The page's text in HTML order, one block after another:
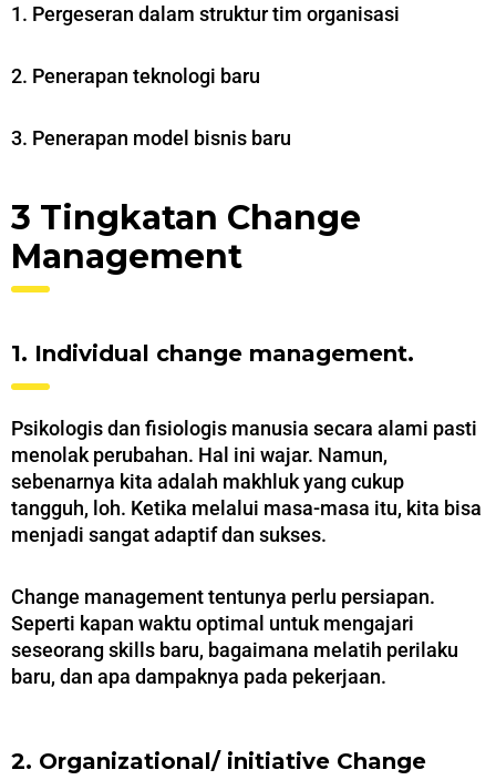
1. Pergeseran dalam struktur tim organisasi
2. Penerapan teknologi baru
3. Penerapan model bisnis baru
3 Tingkatan Change
Management
1. Individual change management.
Psikologis dan fisiologis manusia secara alami pasti
menolak perubahan. Hal ini wajar. Namun,
sebenarnya kita adalah makhluk yang cukup
tangguh, loh. Ketika melalui masa-masa itu, kita bisa
menjadi sangat adaptif dan sukses.
Change management tentunya perlu persiapan.
Seperti kapan waktu optimal untuk mengajari
seseorang skills baru, bagaimana melatih perilaku
baru, dan apa dampaknya pada pekerjaan.
2. Organizational/ initiative Change